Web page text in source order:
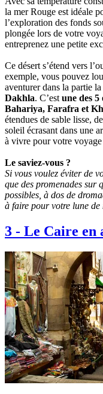
la mer Rouge est idéale
l’exploration des fonds
plongée lors de votre
entreprenez une petite
Ce désert s’étend vers
exemple, vous pouvez
aventurer dans la partie
Dakhla. C’est une des 5
Bahariya, Farafra et
étendues de sable lisse,
soleil écrasant dans une
à vivre pour votre
Le saviez-vous ?
Si vous voulez éviter de
que des promenades sur
possibles, à dos de
à faire pour votre lune
3 - Le Caire en